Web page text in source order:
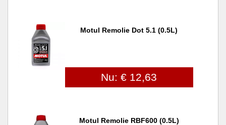
Motul Remolie Dot 5.1 (0.5L)
Nu: € 12,63
Motul Remolie RBF600 (0.5L)